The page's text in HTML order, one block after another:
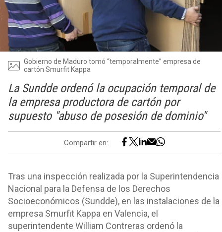
Gobierno de Maduro tomó “temporalmente” empresa de
cartón Smurfit Kappa
La Sundde ordenó la ocupación temporal de
la empresa productora de cartón por
supuesto "abuso de posesión de dominio"
Compartir en:
Tras una inspección realizada por la Superintendencia
Nacional para la Defensa de los Derechos
Socioeconómicos (Sundde), en las instalaciones de la
empresa Smurfit Kappa en Valencia, el
superintendente William Contreras ordenó la